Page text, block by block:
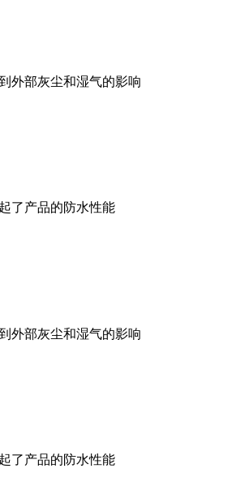
外部灰尘和湿气的影响
了产品的防水性能
外部灰尘和湿气的影响
了产品的防水性能